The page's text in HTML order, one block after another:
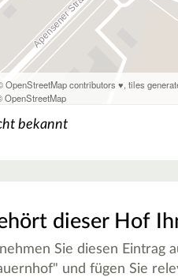
OpenStreetMap contributors ♥,tiles
OpenStreetMap
bekannt
dieser Hof
Sie diesen Eintrag
und fügen Sie